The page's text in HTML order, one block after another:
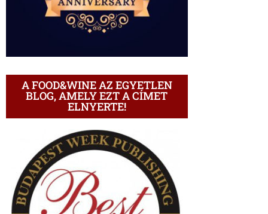
A FOOD&WINE AZ EGYETLEN
BLOG, AMELY EZT A CÍMET
ELNYERTE!